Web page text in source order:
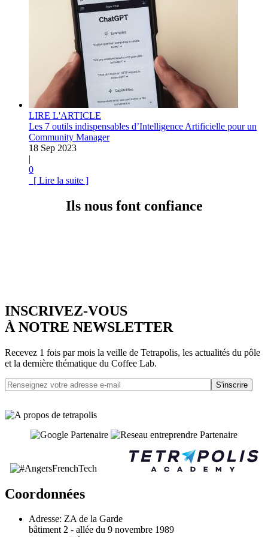
LIRE L'ARTICLE
Les 7 outils indispensables d’Intelligence Artificielle pour un
Community Manager
18 Sep 2023
|
0
[ Lire la suite ]
Ils nous font confiance
INSCRIVEZ-VOUS
À NOTRE NEWSLETTER
Recevez 1 fois par mois la veille de Tetrapolis, les actualités du pôle
et la dernière thématique du Coffee Lab.
S'inscrire
Coordonnées
Adresse: ZA de la Garde
bâtiment 2 - allée du 9 novembre 1989